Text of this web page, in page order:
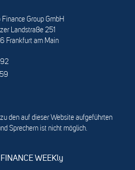
Finance Group GmbH
Landstraße 251
Frankfurt am Main
den auf dieser Website aufgeführten
Sprechern ist nicht möglich.
FINANCE WEEKly